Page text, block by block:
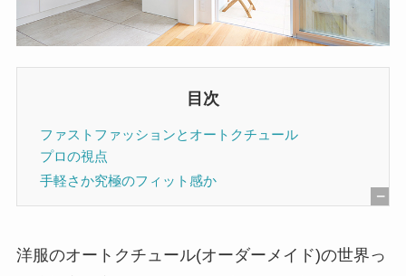
目次
[
表
ファストファッションとオートクチュール
プロの視点
手軽さか究極のフィット感か
洋服のオートクチュール(オーダーメイド)の世界っ